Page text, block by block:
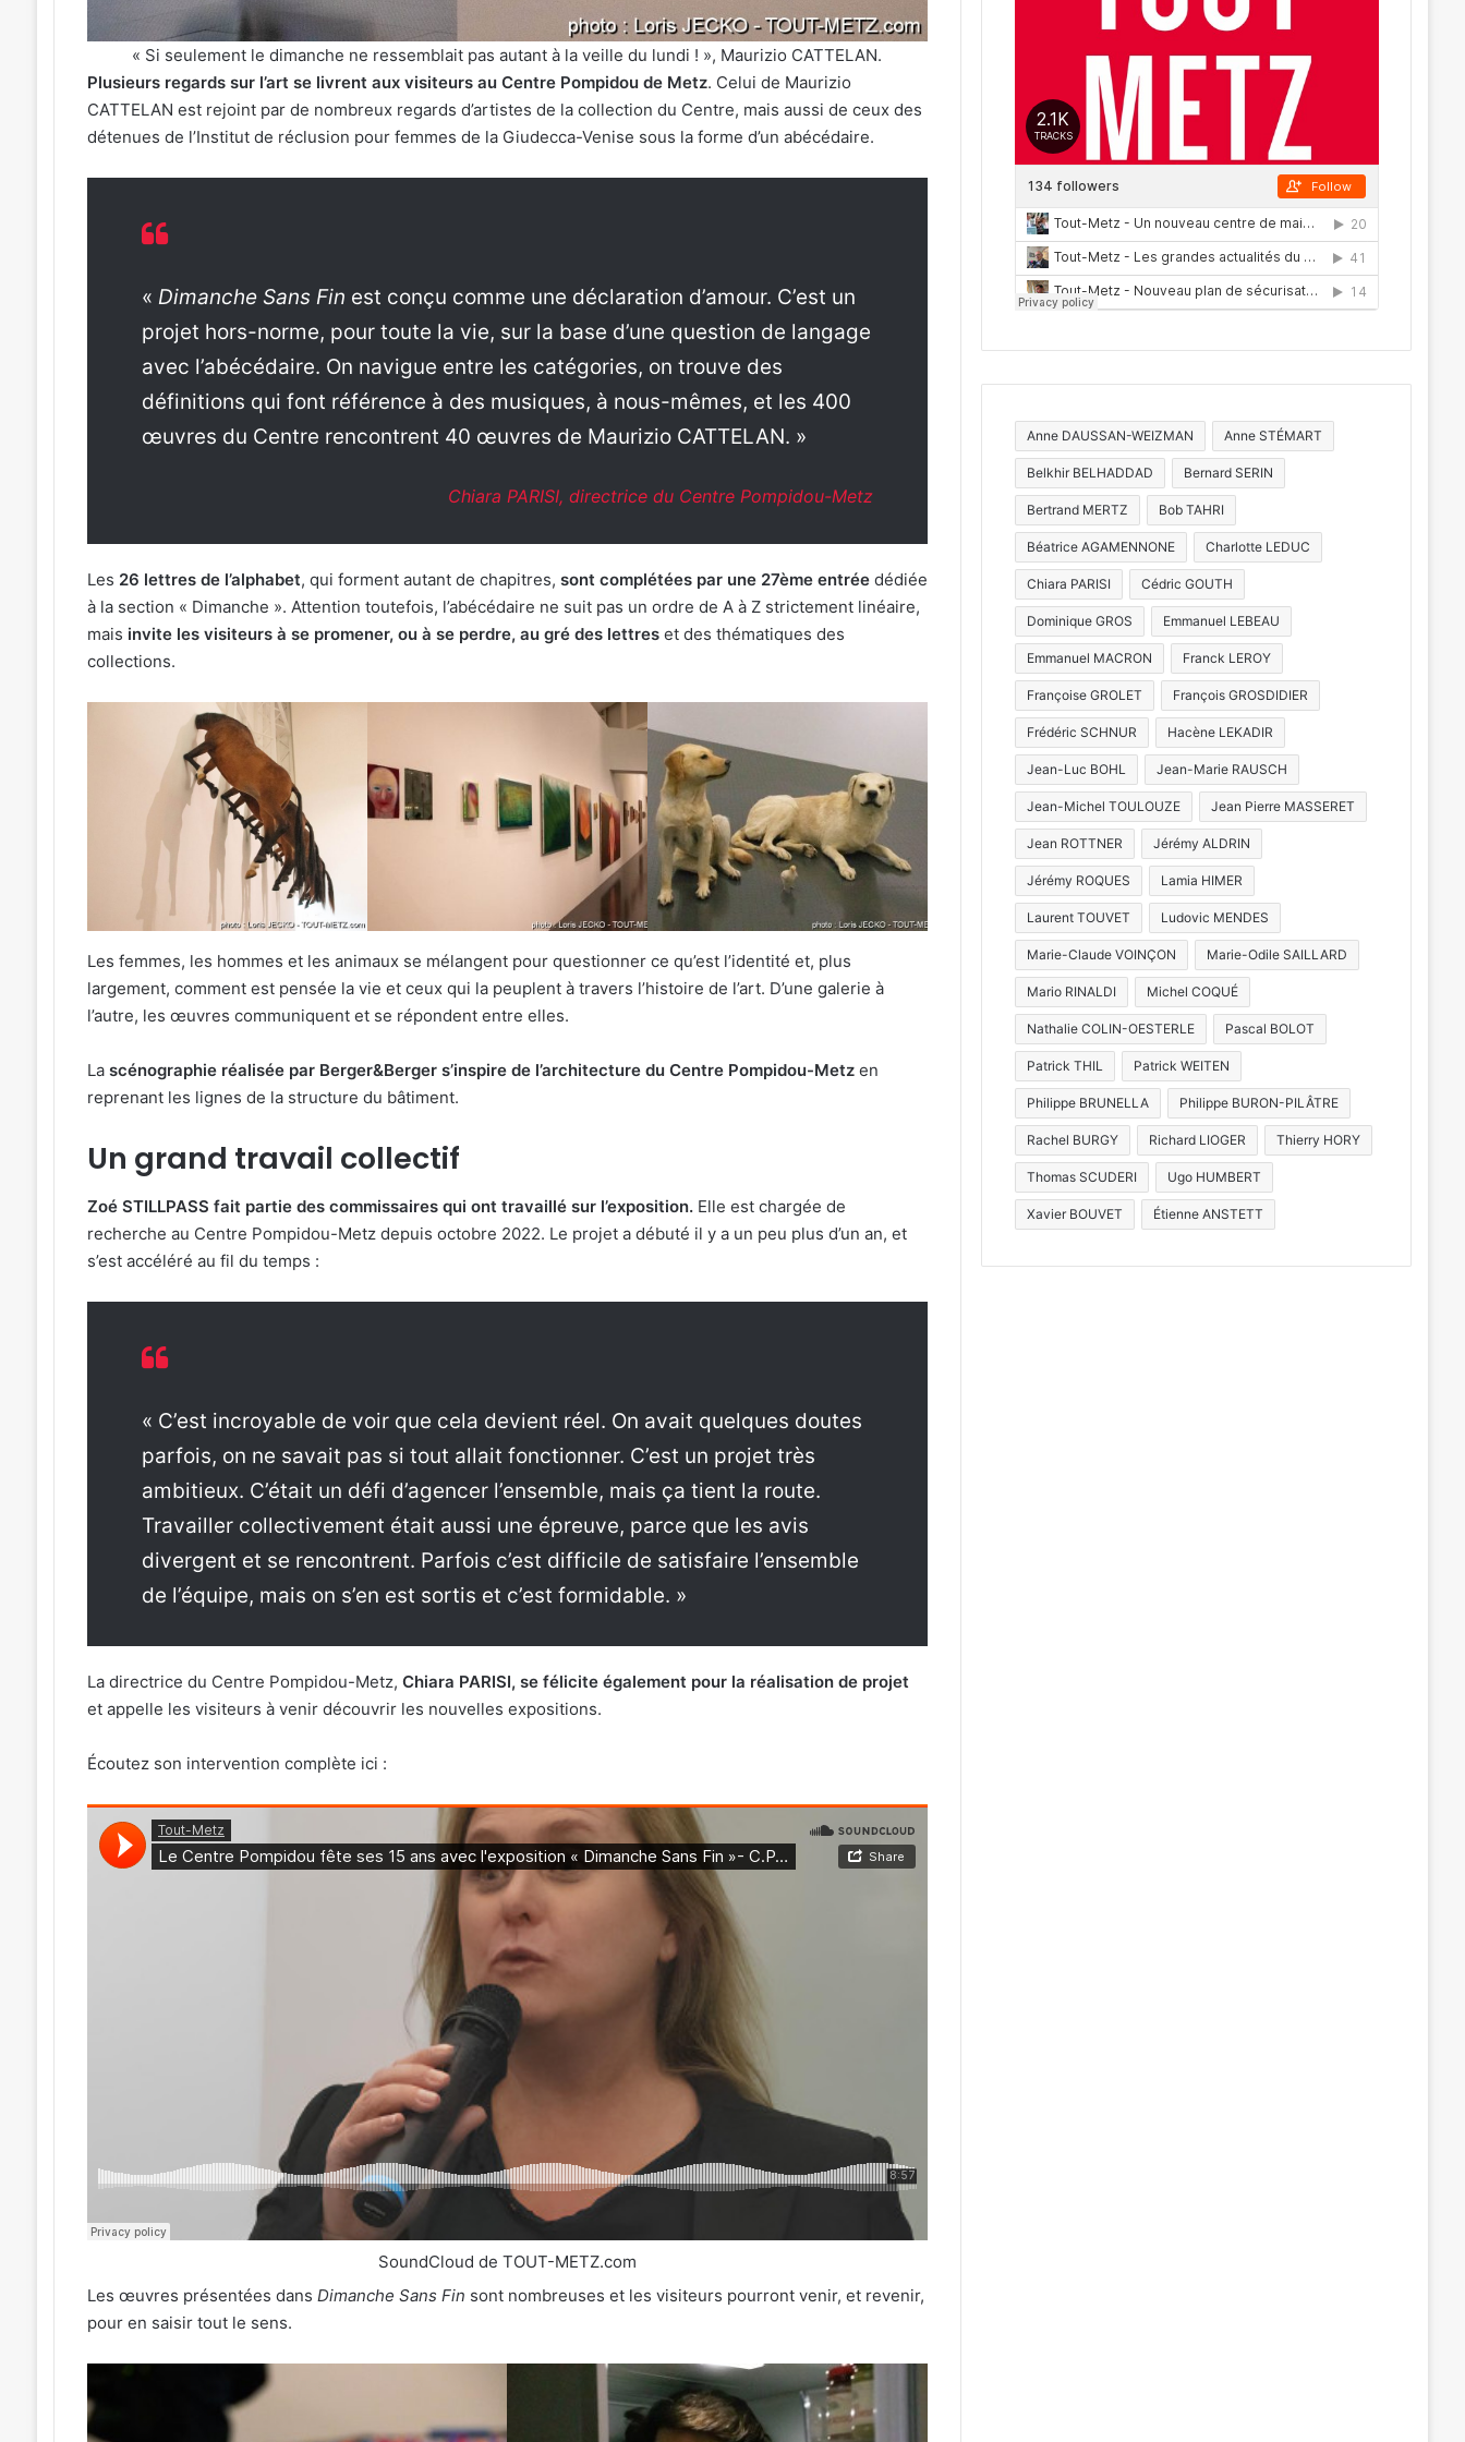
« Si seulement le dimanche ne ressemblait pas autant à la veille du lundi ! », Maurizio CATTELAN.
Plusieurs regards sur l’art se livrent aux visiteurs au Centre Pompidou de Metz. Celui de Maurizio
CATTELAN est rejoint par de nombreux regards d’artistes de la collection du Centre, mais aussi de ceux des
détenues de l’Institut de réclusion pour femmes de la Giudecca-Venise sous la forme d’un abécédaire.
« Dimanche Sans Fin est conçu comme une déclaration d’amour. C’est un
projet hors-norme, pour toute la vie, sur la base d’une question de langage
avec l’abécédaire. On navigue entre les catégories, on trouve des
définitions qui font référence à des musiques, à nous-mêmes, et les 400
œuvres du Centre rencontrent 40 œuvres de Maurizio CATTELAN. »
Chiara PARISI, directrice du Centre Pompidou-Metz
Les 26 lettres de l’alphabet, qui forment autant de chapitres, sont complétées par une 27ème entréedédiée
à la section « Dimanche ». Attention toutefois, l’abécédaire ne suit pas un ordre de A à Z strictement linéaire,
mais invite les visiteurs à se promener, ou à se perdre, au gré des lettres et des thématiques des
collections.
Les femmes, les hommes et les animaux se mélangent pour questionner ce qu’est l’identité et, plus
largement, comment est pensée la vie et ceux qui la peuplent à travers l’histoire de l’art. D’une galerie à
l’autre, les œuvres communiquent et se répondent entre elles.
La scénographie réalisée par Berger&Berger s’inspire de l’architecture du Centre Pompidou-Metzen
reprenant les lignes de la structure du bâtiment.
Un grand travail collectif
Zoé STILLPASS fait partie des commissaires qui ont travaillé sur l’exposition.Elle est chargée de
recherche au Centre Pompidou-Metz depuis octobre 2022. Le projet a débuté il y a un peu plus d’un an, et
s’est accéléré au fil du temps :
« C’est incroyable de voir que cela devient réel. On avait quelques doutes
parfois, on ne savait pas si tout allait fonctionner. C’est un projet très
ambitieux. C’était un défi d’agencer l’ensemble, mais ça tient la route.
Travailler collectivement était aussi une épreuve, parce que les avis
divergent et se rencontrent. Parfois c’est difficile de satisfaire l’ensemble
de l’équipe, mais on s’en est sortis et c’est formidable. »
La directrice du Centre Pompidou-Metz, Chiara PARISI, se félicite également pour la réalisation de projet
et appelle les visiteurs à venir découvrir les nouvelles expositions.
Écoutez son intervention complète ici :
SoundCloud de TOUT-METZ.com
Les œuvres présentées dans Dimanche Sans Fin sont nombreuses et les visiteurs pourront venir, et revenir,
pour en saisir tout le sens.
Anne DAUSSAN-WEIZMAN Anne STÉMART
Belkhir BELHADDAD Bernard SERIN
Bertrand MERTZ Bob TAHRI
Béatrice AGAMENNONE Charlotte LEDUC
Chiara PARISI Cédric GOUTH
Dominique GROS Emmanuel LEBEAU
Emmanuel MACRON Franck LEROY
Françoise GROLET François GROSDIDIER
Frédéric SCHNUR Hacène LEKADIR
Jean-Luc BOHL Jean-Marie RAUSCH
Jean-Michel TOULOUZE Jean Pierre MASSERET
Jean ROTTNER Jérémy ALDRIN
Jérémy ROQUES Lamia HIMER
Laurent TOUVET Ludovic MENDES
Marie-Claude VOINÇON Marie-Odile SAILLARD
Mario RINALDI Michel COQUÉ
Nathalie COLIN-OESTERLE Pascal BOLOT
Patrick THIL Patrick WEITEN
Philippe BRUNELLA Philippe BURON-PILÂTRE
Rachel BURGY Richard LIOGER Thierry HORY
Thomas SCUDERI Ugo HUMBERT
Xavier BOUVET Étienne ANSTETT